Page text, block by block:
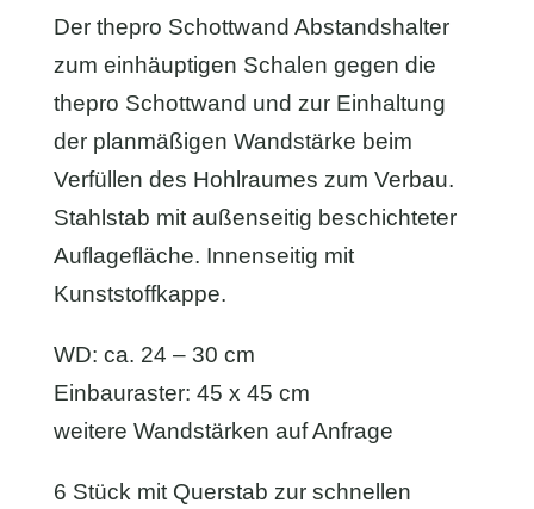
Der thepro Schottwand Abstandshalter
zum einhäuptigen Schalen gegen die
thepro Schottwand und zur Einhaltung
der planmäßigen Wandstärke beim
Verfüllen des Hohlraumes zum Verbau.
Stahlstab mit außenseitig beschichteter
Auflagefläche. Innenseitig mit
Kunststoffkappe.
WD: ca. 24 – 30 cm
Einbauraster: 45 x 45 cm
weitere Wandstärken auf Anfrage
6 Stück mit Querstab zur schnellen